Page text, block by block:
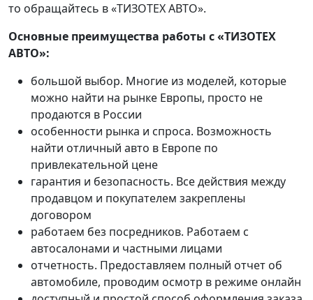
то обращайтесь в «ТИЗОТЕХ АВТО».
Основные преимущества работы с «ТИЗОТЕХ
АВТО»:
большой выбор. Многие из моделей, которые
можно найти на рынке Европы, просто не
продаются в России
особенности рынка и спроса. Возможность
найти отличный авто в Европе по
привлекательной цене
гарантия и безопасность. Все действия между
продавцом и покупателем закреплены
договором
работаем без посредников. Работаем с
автосалонами и частными лицами
отчетность. Предоставляем полный отчет об
автомобиле, проводим осмотр в режиме онлайн